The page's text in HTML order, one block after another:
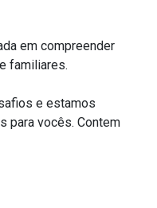
em compreender
familiares.
e estamos
para vocês. Contem